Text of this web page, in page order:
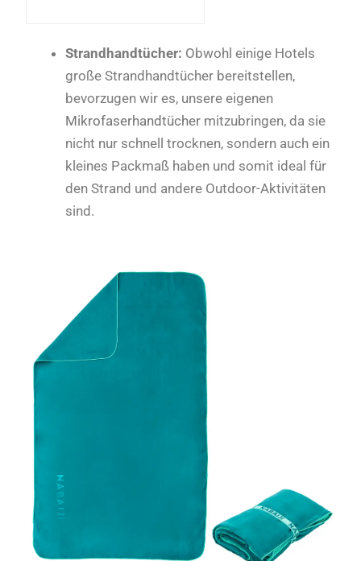
Strandhandtücher: Obwohl einige Hotels
große Strandhandtücher bereitstellen,
bevorzugen wir es, unsere eigenen
Mikrofaserhandtücher mitzubringen, da sie
nicht nur schnell trocknen, sondern auch ein
kleines Packmaß haben und somit ideal für
den Strand und andere Outdoor-Aktivitäten
sind.